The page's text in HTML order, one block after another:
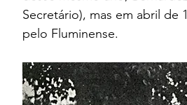
Secretário), mas em abril
pelo Fluminense.